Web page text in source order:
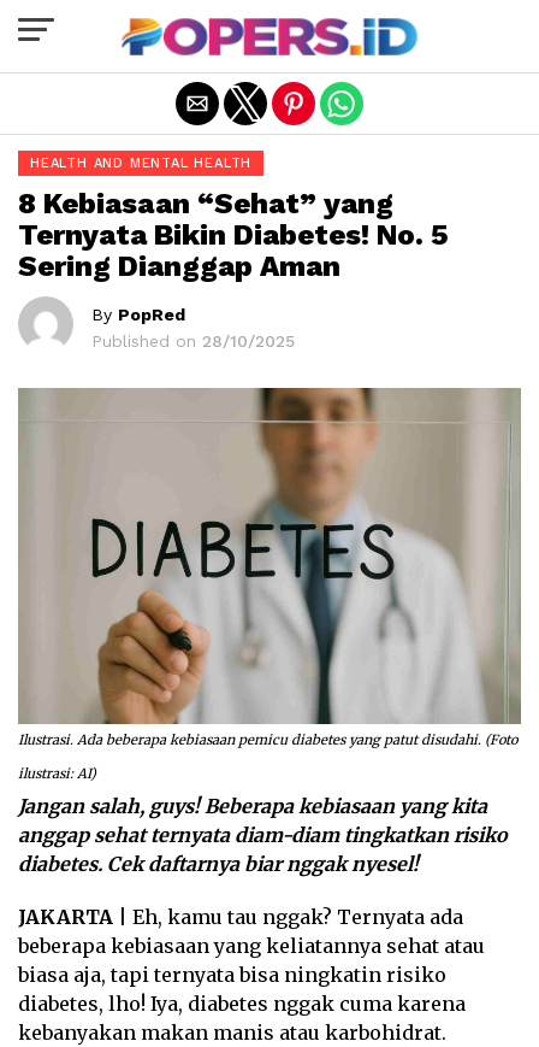
HEALTH AND MENTAL HEALTH
8 Kebiasaan “Sehat” yang
Ternyata Bikin Diabetes! No. 5
Sering Dianggap Aman
By PopRed
Published on 28/10/2025
Ilustrasi. Ada beberapa kebiasaan pemicu diabetes yang patut disudahi. (Foto
ilustrasi: AI)
Jangan salah, guys! Beberapa kebiasaan yang kita
anggap sehat ternyata diam-diam tingkatkan risiko
diabetes. Cek daftarnya biar nggak nyesel!
JAKARTA | Eh, kamu tau nggak? Ternyata ada
beberapa kebiasaan yang keliatannya sehat atau
biasa aja, tapi ternyata bisa ningkatin risiko
diabetes, lho! Iya, diabetes nggak cuma karena
kebanyakan makan manis atau karbohidrat.
Exit mobile version